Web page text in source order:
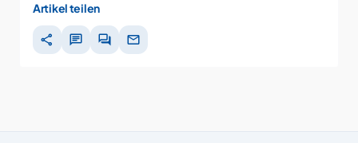
Artikel teilen
share chat forum mail